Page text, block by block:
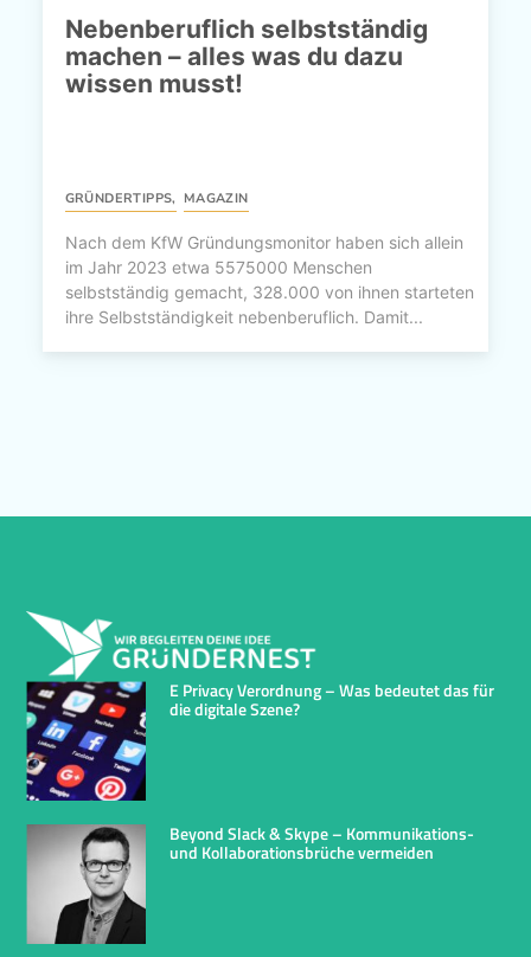
Nebenberuflich selbstständig
machen – alles was du dazu
wissen musst!
GRÜNDERTIPPS, MAGAZIN
Nach dem KfW Gründungsmonitor haben sich allein
im Jahr 2023 etwa 5575000 Menschen
selbstständig gemacht, 328.000 von ihnen starteten
ihre Selbstständigkeit nebenberuflich. Damit...
E Privacy Verordnung – Was bedeutet das für
die digitale Szene?
Beyond Slack & Skype – Kommunikations-
und Kollaborationsbrüche vermeiden